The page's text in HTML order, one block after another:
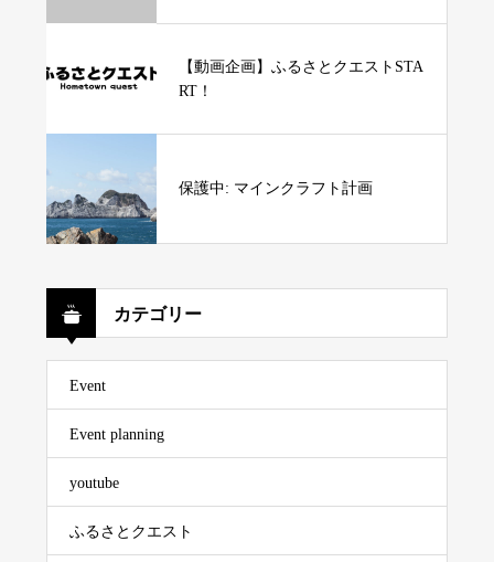
【動画企画】ふるさとクエストSTA
RT！
保護中: マインクラフト計画
カテゴリー
Event
Event planning
youtube
ふるさとクエスト